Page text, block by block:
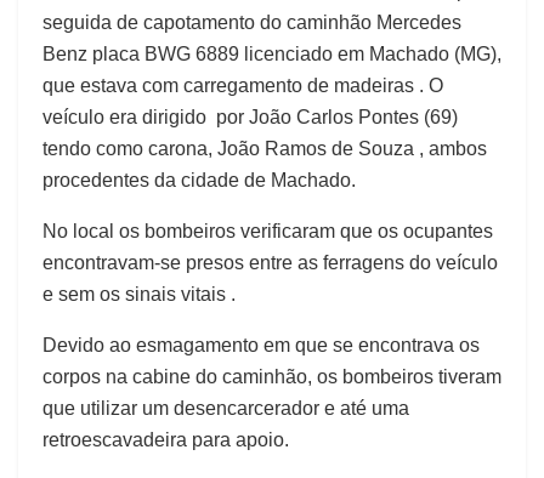
seguida de capotamento do caminhão Mercedes
Benz placa BWG 6889 licenciado em Machado (MG),
que estava com carregamento de madeiras . O
veículo era dirigido por João Carlos Pontes (69)
tendo como carona, João Ramos de Souza , ambos
procedentes da cidade de Machado.
No local os bombeiros verificaram que os ocupantes
encontravam-se presos entre as ferragens do veículo
e sem os sinais vitais .
Devido ao esmagamento em que se encontrava os
corpos na cabine do caminhão, os bombeiros tiveram
que utilizar um desencarcerador e até uma
retroescavadeira para apoio.